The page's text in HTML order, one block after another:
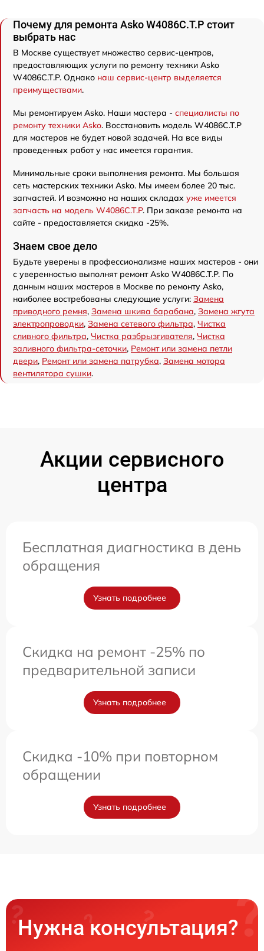
Почему для ремонта Asko W4086C.T.P стоит
выбрать нас
В Москве существует множество сервис-центров,
предоставляющих услуги по ремонту техники Asko
W4086C.T.P. Однако наш сервис-центр выделяется
преимуществами.
Мы ремонтируем Asko. Наши мастера - специалисты по
ремонту техники Asko. Восстановить модель W4086C.T.P
для мастеров не будет новой задачей. На все виды
проведенных работ у нас имеется гарантия.
Минимальные сроки выполнения ремонта. Мы большая
сеть мастерских техники Asko. Мы имеем более 20 тыс.
запчастей. И возможно на наших складах уже имеется
запчасть на модель W4086C.T.P. При заказе ремонта на
сайте - предоставляется скидка -25%.
Знаем свое дело
Будьте уверены в профессионализме наших мастеров - они
с уверенностью выполнят ремонт Asko W4086C.T.P. По
данным наших мастеров в Москве по ремонту Asko,
наиболее востребованы следующие услуги: Замена
приводного ремня, Замена шкива барабана, Замена жгута
электропроводки, Замена сетевого фильтра, Чистка
сливного фильтра, Чистка разбрызгивателя, Чистка
заливного фильтра-сеточки, Ремонт или замена петли
двери, Ремонт или замена патрубка, Замена мотора
вентилятора сушки.
Акции сервисного
центра
Бесплатная диагностика в день
обращения
Узнать подробнее
Скидка на ремонт -25% по
предварительной записи
Узнать подробнее
Скидка -10% при повторном
обращении
Узнать подробнее
Нужна консультация?